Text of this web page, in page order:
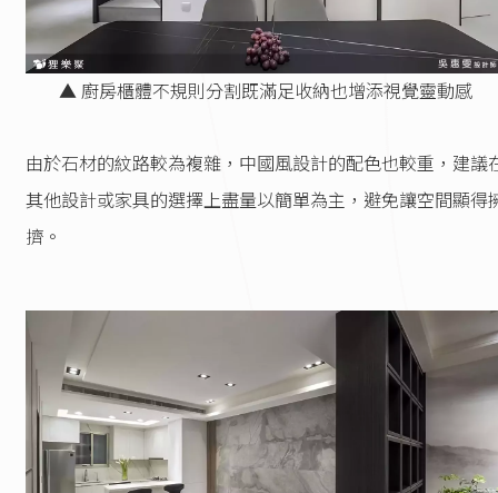
▲ 廚房櫃體不規則分割既滿足收納也增添視覺靈動感
由於石材的紋路較為複雜，中國風設計的配色也較重，建議
其他設計或家具的選擇上盡量以簡單為主，避免讓空間顯得
擠。